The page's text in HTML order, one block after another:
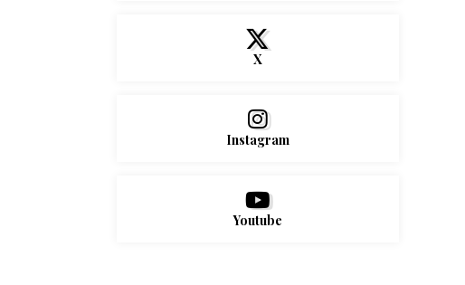
X
Instagram
Youtube